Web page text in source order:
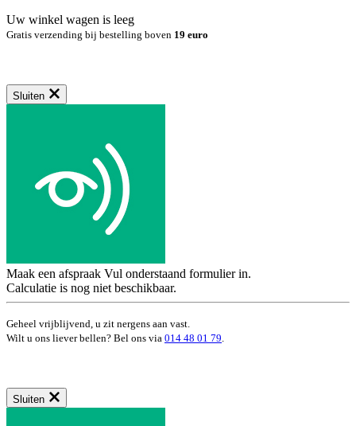
Uw winkel wagen is leeg
Gratis verzending bij bestelling boven 19 euro
Sluiten
Maak een afspraak Vul onderstaand formulier in.
Calculatie is nog niet beschikbaar.
Geheel vrijblijvend, u zit nergens aan vast.
Wilt u ons liever bellen? Bel ons via 014 48 01 79
Sluiten